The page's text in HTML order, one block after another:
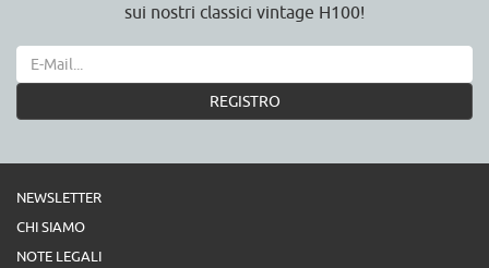
sui nostri classici vintage H100!
REGISTRO
NEWSLETTER
CHI SIAMO
NOTE LEGALI